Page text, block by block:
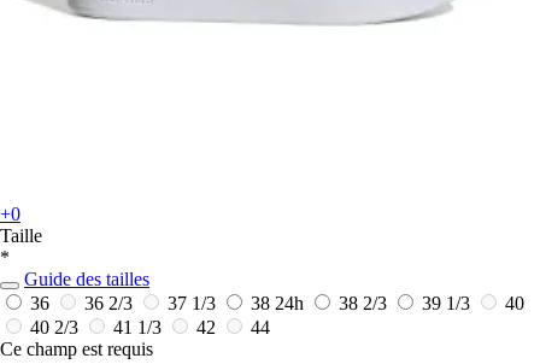
+0
Taille
*
Guide des tailles
36
36 2/3 37 1/3 38 24h 38 2/3 39 1/3
40
40 2/3
41 1/3 42
44
Ce champ est requis